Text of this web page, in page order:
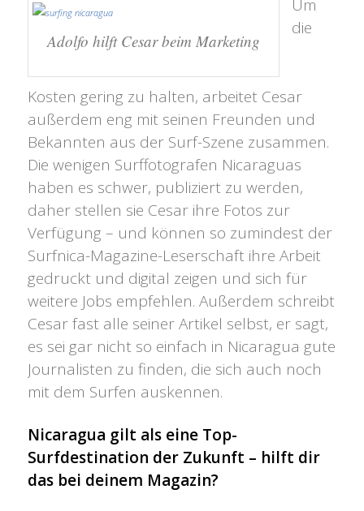
Adolfo hilft Cesar beim Marketing
Um
die
Kosten gering zu halten, arbeitet Cesar
außerdem eng mit seinen Freunden und
Bekannten aus der Surf-Szene zusammen.
Die wenigen Surffotografen Nicaraguas
haben es schwer, publiziert zu werden,
daher stellen sie Cesar ihre Fotos zur
Verfügung – und können so zumindest der
Surfnica-Magazine-Leserschaft ihre Arbeit
gedruckt und digital zeigen und sich für
weitere Jobs empfehlen. Außerdem schreibt
Cesar fast alle seiner Artikel selbst, er sagt,
es sei gar nicht so einfach in Nicaragua gute
Journalisten zu finden, die sich auch noch
mit dem Surfen auskennen.
Nicaragua gilt als eine Top-
Surfdestination der Zukunft – hilft dir
das bei deinem Magazin?